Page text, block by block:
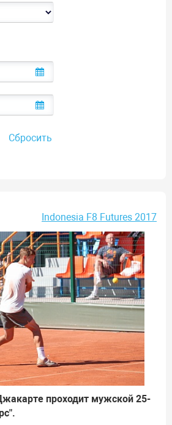
Сбросить
Indonesia F8 Futures 2017
проходит мужской 25-